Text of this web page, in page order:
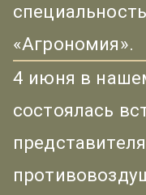
«Агрономия».
4 июня в
состоялась